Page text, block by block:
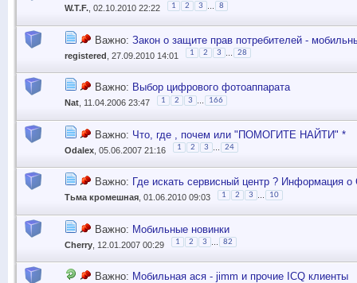
W.T.F. , 02.10.2010 22:22 1 2 3 8
Важно: Закон о защите прав потребителей -
registered , 27.09.2010 14:01 1 2 3 28
Важно: Выбор цифрового фотоаппарата
Nat , 11.04.2006 23:47 1 2 3 166
Важно: Что, где , почем или "ПОМОГИТЕ НАЙТИ" *
Odalex , 05.06.2007 21:16 1 2 3 24
Важно: Где искать сервисный центр ? Информация
Тьма кромешная , 01.06.2010 09:03 1 2 3 10
Важно: Мобильные новинки
Cherry , 12.01.2007 00:29 1 2 3 82
Важно: Мобильная ася - jimm и прочие ICQ клиенты